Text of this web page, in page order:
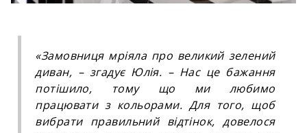
«Замовниця мріяла про великий зелений
диван, –згадує Юлія. –Нас це бажання
потішило, тому що ми любимо
працювати з кольорами. Для того, щоб
вибрати правильний відтінок, довелося